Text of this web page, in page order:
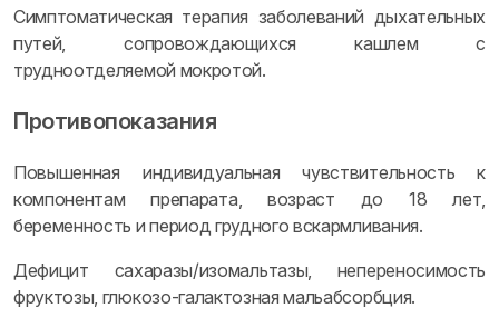
Симптоматическая терапия заболеваний дыхательных
путей, сопровождающихся кашлем с
трудноотделяемой мокротой.
Противопоказания
Повышенная индивидуальная чувствительность к
компонентам препарата, возраст до 18 лет,
беременность и период грудного вскармливания.
Дефицит сахаразы/изомальтазы, непереносимость
фруктозы, глюкозо-галактозная мальабсорбция.